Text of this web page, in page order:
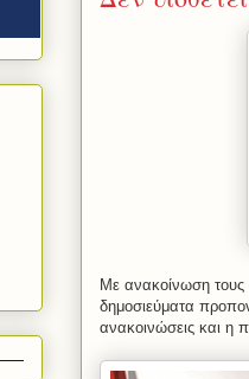
Με ανακοίνωση τους
δημοσιεύματα
ανακοινώσεις και η